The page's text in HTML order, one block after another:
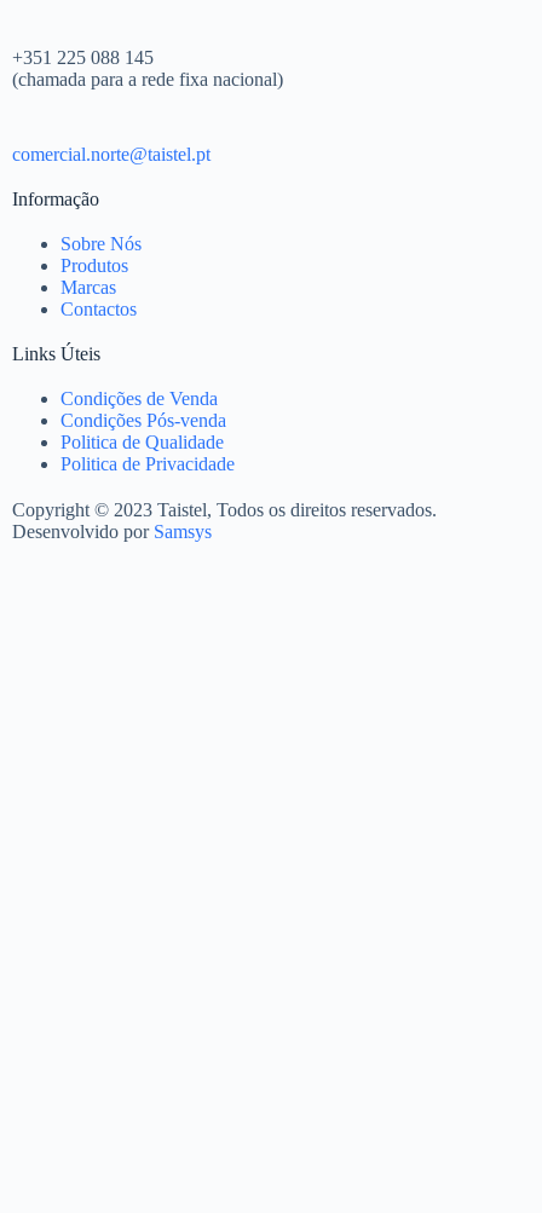
+351 225 088 145
(chamada para a rede fixa nacional)
comercial.norte@taistel.pt
Informação
Sobre Nós
Produtos
Marcas
Contactos
Links Úteis
Condições de Venda
Condições Pós-venda
Politica de Qualidade
Politica de Privacidade
Copyright © 2023 Taistel, Todos os direitos reservados.
Desenvolvido por Samsys